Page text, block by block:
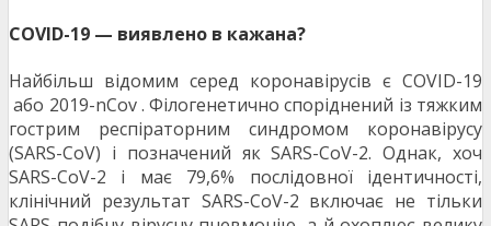
COVID-19 — виявлено в кажана?
Найбільш відомим серед коронавірусів є COVID-19
або 2019-nCov . Філогенетично споріднений із тяжким
гострим респіраторним синдромом коронавірусу
(SARS-CoV) і позначений як SARS-CoV-2. Однак, хоч
SARS-CoV-2 і має 79,6% послідовної ідентичності,
клінічний результат SARS-CoV-2 включає не тільки